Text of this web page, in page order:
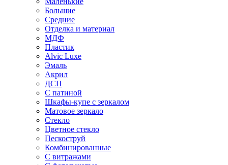
Большие
Средние
Отделка и материал
МДФ
Пластик
Alvic Luxe
Эмаль
Акрил
ДСП
С патиной
Шкафы-купе с зеркалом
Матовое зеркало
Стекло
Цветное стекло
Пескоструй
Комбинированные
С витражами